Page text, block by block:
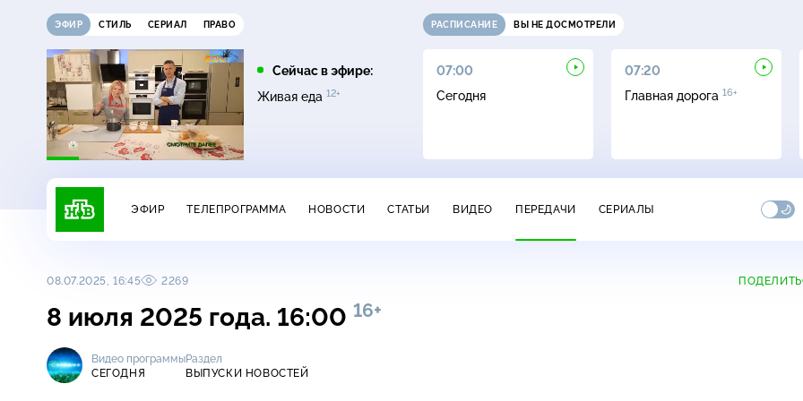
ЭФИР СТИЛЬ СЕРИАЛ ПРАВО
Сейчас в эфире:
Живая еда 12+
РАСПИСАНИЕ ВЫ НЕ ДОСМОТРЕЛИ
05:25
Поедем, поедим!16+
06:20
Едим Дома0+
07:00
Сегодня
07:20
Главная дорога 16+
ЭФИР ТЕЛЕПРОГРАММА НОВОСТИ СТАТЬИ ВИДЕО ПЕРЕДАЧИ СЕРИАЛЫ
08.07.2025, 16:45 2269
8 июля 2025 года. 16:00 16+
Видео программы
СЕГОДНЯ
Раздел
ВЫПУСКИ НОВОСТЕЙ